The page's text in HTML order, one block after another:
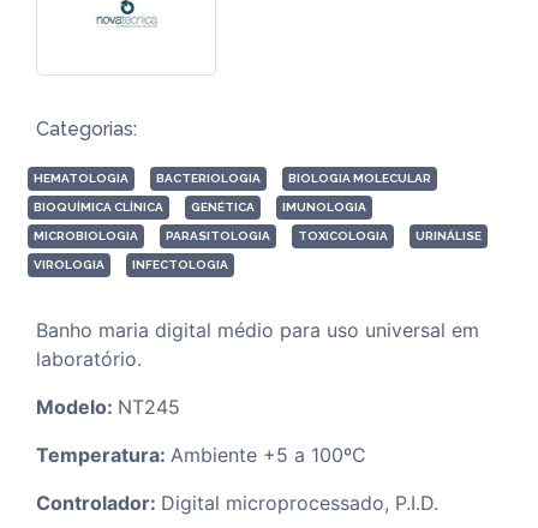
Categorias:
HEMATOLOGIA BACTERIOLOGIA BIOLOGIA MOLECULAR
BIOQUÍMICA CLÍNICA GENÉTICA IMUNOLOGIA
MICROBIOLOGIA PARASITOLOGIA TOXICOLOGIA URINÁLISE
VIROLOGIA INFECTOLOGIA
Banho maria digital médio para uso universal em
laboratório.
Modelo: NT245
Temperatura: Ambiente +5 a 100ºC
Controlador: Digital microprocessado, P.I.D.